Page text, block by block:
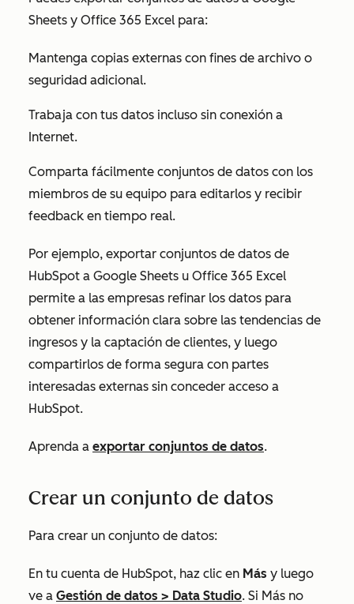
Sheets y Office 365 Excel para:
Mantenga copias externas con fines de archivo o
seguridad adicional.
Trabaja con tus datos incluso sin conexión a
Internet.
Comparta fácilmente conjuntos de datos con los
miembros de su equipo para editarlos y recibir
feedback en tiempo real.
Por ejemplo, exportar conjuntos de datos de
HubSpot a Google Sheets u Office 365 Excel
permite a las empresas refinar los datos para
obtener información clara sobre las tendencias de
ingresos y la captación de clientes, y luego
compartirlos de forma segura con partes
interesadas externas sin conceder acceso a
HubSpot.
Aprenda a exportar conjuntos de datos.
Crear un conjunto de datos
Para crear un conjunto de datos:
En tu cuenta de HubSpot, haz clic en Más y luego
ve a Gestión de datos > Data Studio. Si Más no